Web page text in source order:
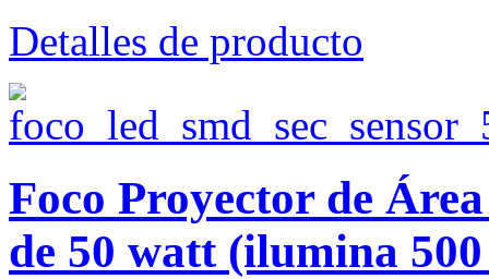
Detalles de producto
Foco Proyector de
de 50 watt (ilumina